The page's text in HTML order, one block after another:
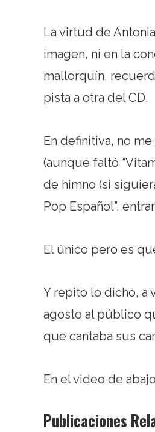
La virtud de
imagen, ni en la
mallorquín,
pista a otra del CD.
En definitiva, no
(aunque faltó
de himno (si
Pop Español”,
El único pero es
Y repito lo dicho, a
agosto al público
que cantaba sus
En el video de
Publicaciones